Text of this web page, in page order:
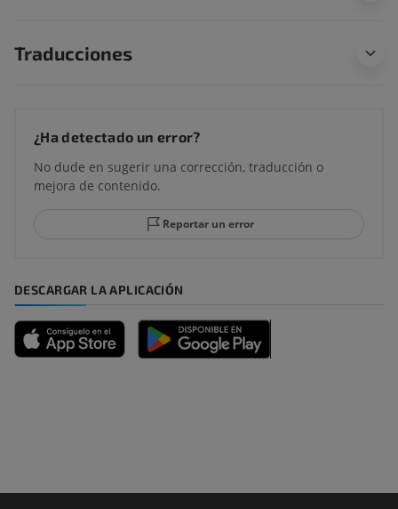
Traducciones
¿Ha detectado un error?
No dude en sugerir una corrección, traducción o
mejora de contenido.
Reportar un error
DESCARGAR LA APLICACIÓN